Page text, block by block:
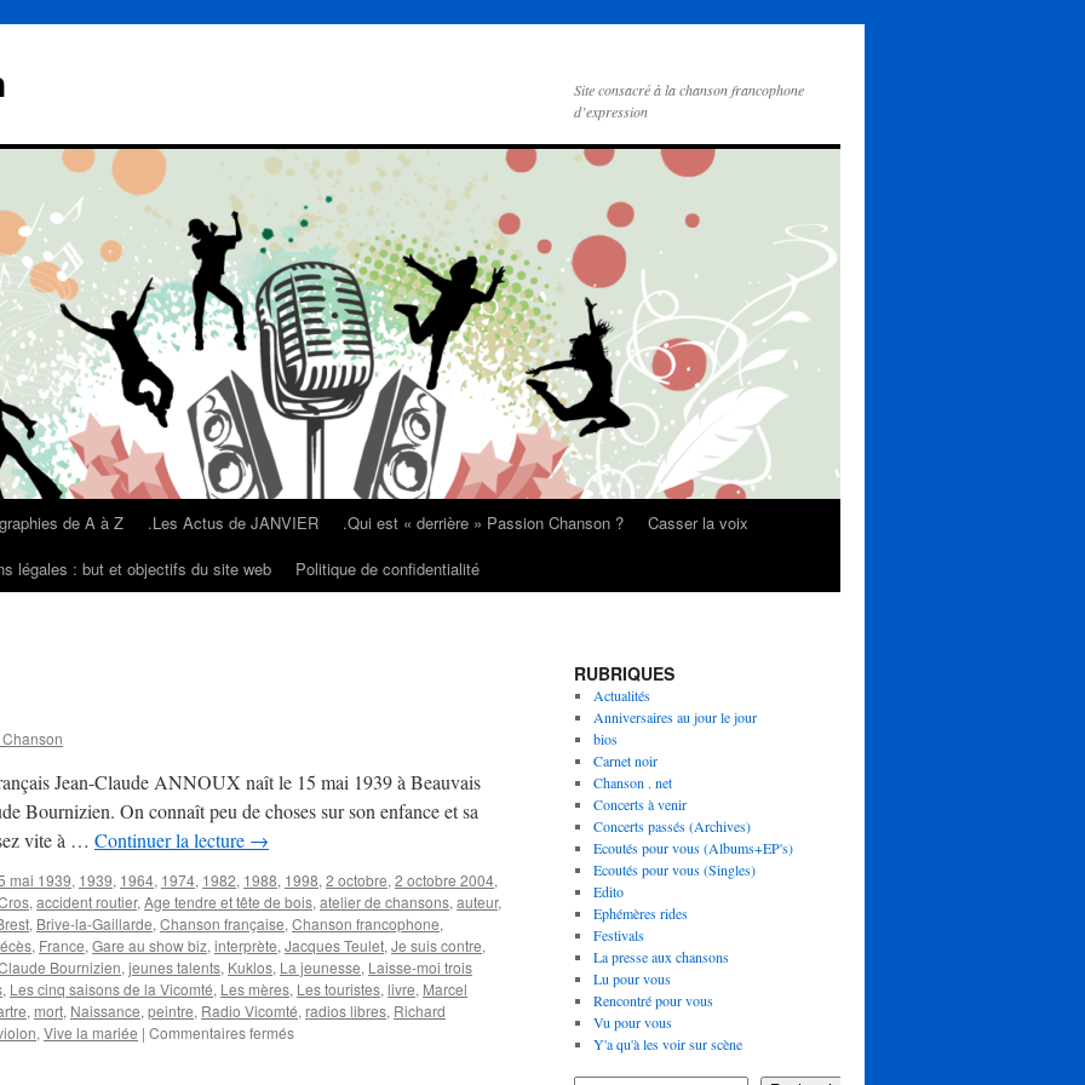
Site consacré à la chanson francophone
d’expression
de A à Z .Les Actus de JANVIER .Qui est « derrière » Passion Chanson ?
Casser la voix
légales : but et objectifs du site web Politique de confidentialité
Jean-Claude ANNOUX naît le 15 mai 1939 à Beauvais
Bournizien. On connaît peu de choses sur son enfance et sa
vite à … Continuer la lecture →
mai 1939, 1939, 1964, 1974, 1982, 1988, 1998, 2 octobre, 2 octobre 2004,
, accident routier, Age tendre et tête de bois, atelier de chansons, auteur,
, Brive-la-Gaillarde, Chanson française, Chanson francophone,
, France, Gare au show biz, interprète, Jacques Teulet, Je suis contre,
Bournizien, jeunes talents, Kuklos, La jeunesse, Laisse-moi trois
, Les cinq saisons de la Vicomté, Les mères, Les touristes, livre, Marcel
, mort, Naissance, peintre, Radio Vicomté, radios libres, Richard
, Vive la mariée | Commentaires ferméssur
RUBRIQUES
Actualités
Anniversaires au jour le jour
bios
Carnet noir
Chanson . net
Concerts à venir
Concerts passés (Archives)
Ecoutés pour vous (Albums+EP's)
Ecoutés pour vous (Singles)
Edito
Ephémères rides
Festivals
La presse aux chansons
Lu pour vous
Rencontré pour vous
Vu pour vous
Y'a qu'à les voir sur scène